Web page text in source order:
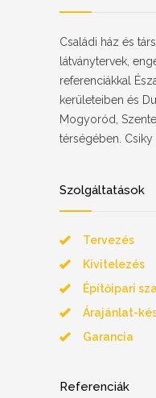
Családi ház és
látványtervek,
referenciákkal
kerületeiben és
Mogyoród,
térségében.
Szolgáltatások
Tervezés
Kivitelezés
Építőipari
Árajánlat-
Garancia
Referenciák